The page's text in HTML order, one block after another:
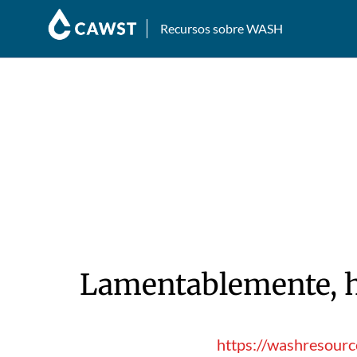
Recursos sobre WASH
Lamentablemente,
https://